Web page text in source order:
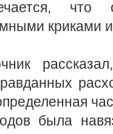
что
криками
была